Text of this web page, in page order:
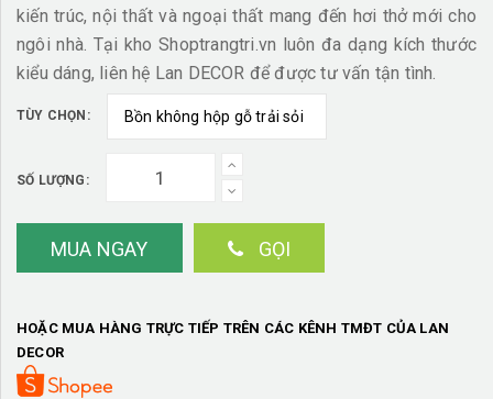
kiến trúc, nội thất và ngoại thất mang đến hơi thở mới cho
ngôi nhà. Tại kho Shoptrangtri.vn luôn đa dạng kích thước
kiểu dáng, liên hệ Lan DECOR để được tư vấn tận tình.
TÙY CHỌN:
SỐ LƯỢNG:
MUA NGAY GỌI
HOẶC MUA HÀNG TRỰC TIẾP TRÊN CÁC KÊNH TMĐT CỦA LAN
DECOR